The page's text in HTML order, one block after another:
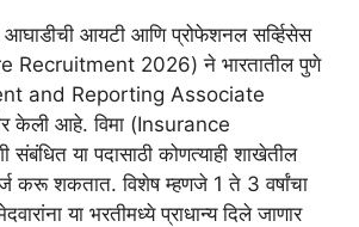
आघाडीची आयटी आणि प्रोफेशनल सर्व्हिसेस
Recruitment 2026) ने भारतातील पुणे
and Reporting Associate
केली आहे. विमा (Insurance
संबंधित या पदासाठी कोणत्याही शाखेतील
करू शकतात. विशेष म्हणजे 1 ते 3 वर्षांचा
या भरतीमध्ये प्राधान्य दिले जाणार